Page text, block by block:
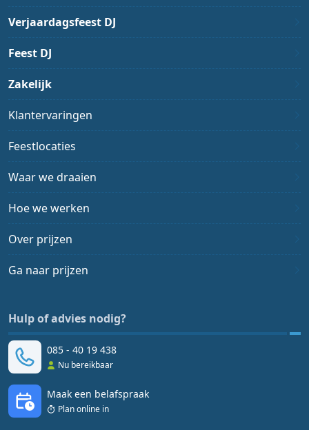
Verjaardagsfeest DJ
Feest DJ
Zakelijk
Klantervaringen
Feestlocaties
Waar we draaien
Hoe we werken
Over prijzen
Ga naar prijzen
Hulp of advies nodig?
085 - 40 19 438
Nu bereikbaar
Maak een belafspraak
Plan online in